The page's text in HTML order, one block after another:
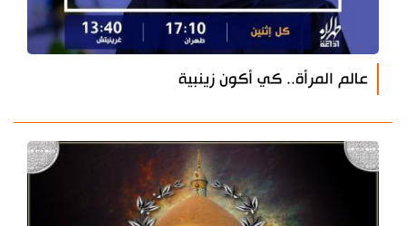
عالم المرأة.. كي أكون زينبية